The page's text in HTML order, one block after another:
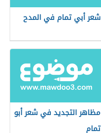
شعر أبي تمام في المدح
مظاهر التجديد في شعر أبو
تمام